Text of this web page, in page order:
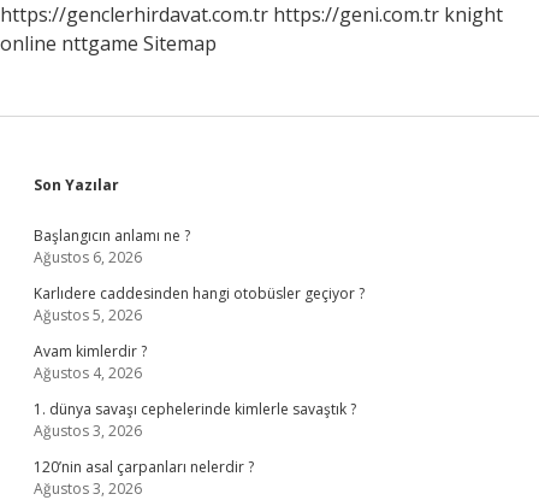
https://genclerhirdavat.com.tr https://geni.com.tr knight
online nttgame Sitemap
Sidebar
Son Yazılar
Başlangıcın anlamı ne ?
Ağustos 6, 2026
Karlıdere caddesinden hangi otobüsler geçiyor ?
Ağustos 5, 2026
Avam kimlerdir ?
Ağustos 4, 2026
1. dünya savaşı cephelerinde kimlerle savaştık ?
Ağustos 3, 2026
120’nin asal çarpanları nelerdir ?
Ağustos 3, 2026